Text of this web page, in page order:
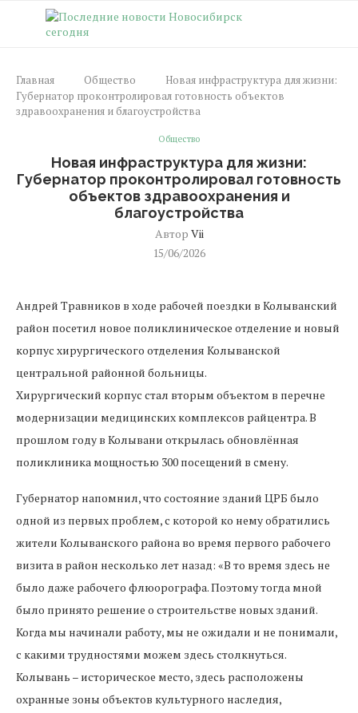
Главная Общество
Новая инфраструктура для жизни:
Губернатор проконтролировал готовность объектов
здравоохранения и благоустройства
Общество
Новая инфраструктура для жизни:
Губернатор проконтролировал готовность
объектов здравоохранения и
благоустройства
Автор Vii
15/06/2026
Андрей Травников в ходе рабочей поездки в Колыванский
район посетил новое поликлиническое отделение и новый
корпус хирургического отделения Колыванской
центральной районной больницы.
Хирургический корпус стал вторым объектом в перечне
модернизации медицинских комплексов райцентра. В
прошлом году в Колывани открылась обновлённая
поликлиника мощностью 300 посещений в смену.
Губернатор напомнил, что состояние зданий ЦРБ было
одной из первых проблем, с которой ко нему обратились
жители Колыванского района во время первого рабочего
визита в район несколько лет назад: «В то время здесь не
было даже рабочего флюорографа. Поэтому тогда мной
было принято решение о строительстве новых зданий.
Когда мы начинали работу, мы не ожидали и не понимали,
с какими трудностями можем здесь столкнуться.
Колывань – историческое место, здесь расположены
охранные зоны объектов культурного наследия,